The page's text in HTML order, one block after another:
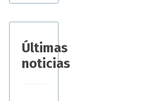
Últimas
noticias